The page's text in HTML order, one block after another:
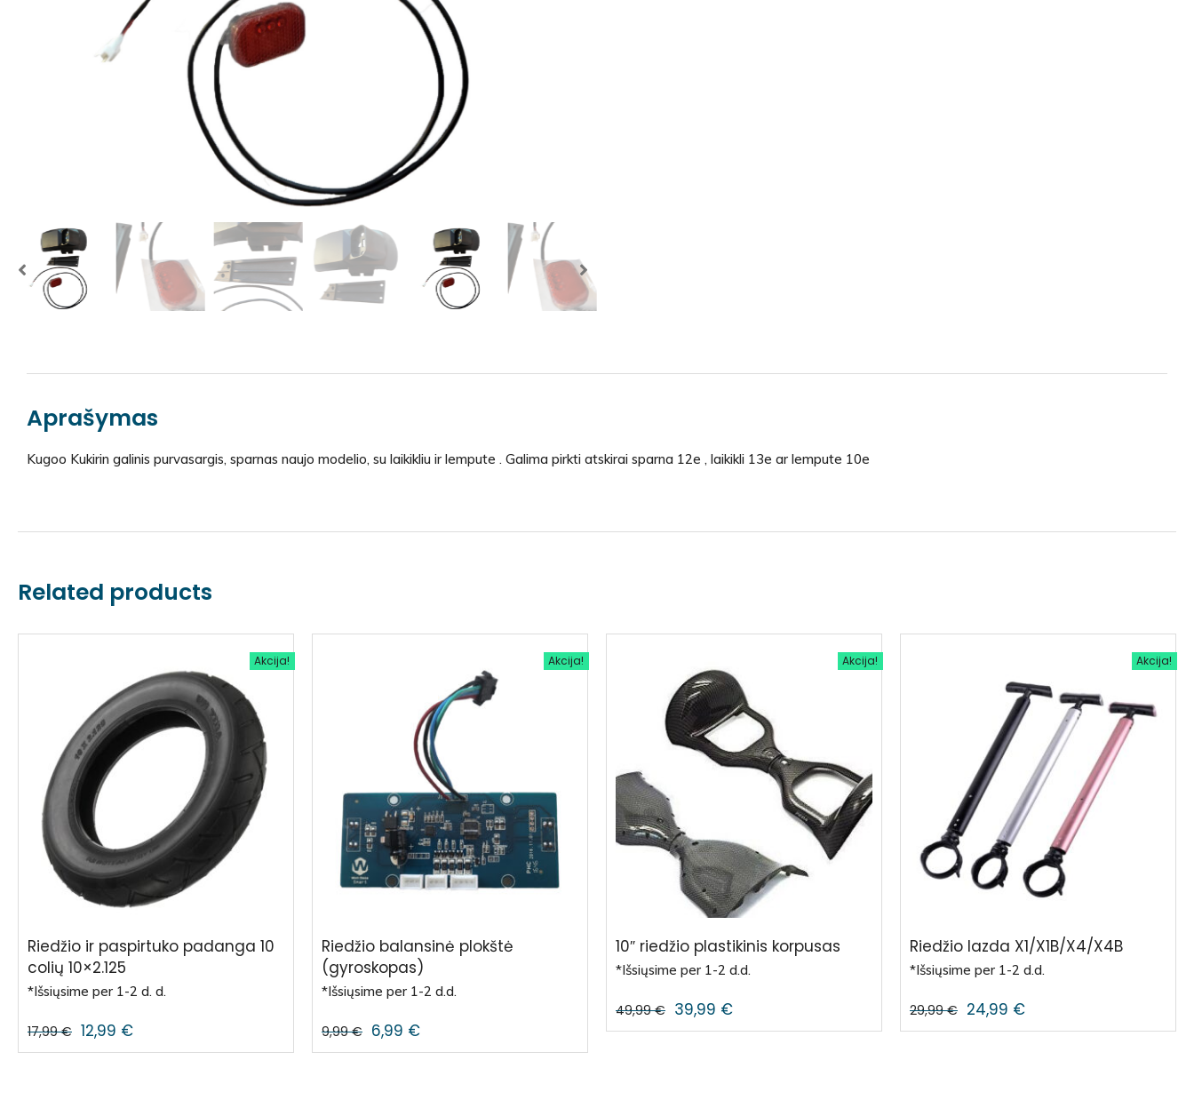
Aprašymas
Kugoo Kukirin galinis purvasargis, sparnas naujo modelio, su laikikliu ir lempute . Galima pirkti atskirai sparna 12e , laikikli 13e ar lempute 10e
Related products
Akcija!
Riedžio ir paspirtuko padanga 10
colių 10×2.125
*Išsiųsime per 1-2 d. d.
17,99€ 12,99 €
Akcija!
Riedžio balansinė plokštė
(gyroskopas)
*Išsiųsime per 1-2 d.d.
9,99€ 6,99 €
Akcija!
10″ riedžio plastikinis korpusas
*Išsiųsime per 1-2 d.d.
49,99€ 39,99 €
Akcija!
Riedžio lazda X1/X1B/X4/X4B
*Išsiųsime per 1-2 d.d.
29,99€ 24,99 €